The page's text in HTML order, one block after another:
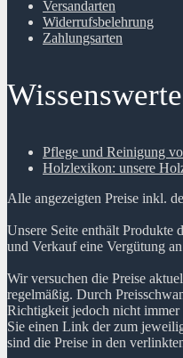
Versandarten
Widerrufsbelehrung
Zahlungsarten
Pflege und Reinigung
Holzlexikon: unsere
Alle angezeigten Preise inkl.
Unsere Seite enthält Produkte
und Verkauf eine Vergütung
Wir versuchen die Preise
regelmäßig. Durch
Richtigkeit jedoch nicht
Sie einen Link der zum
sind die Preise in den